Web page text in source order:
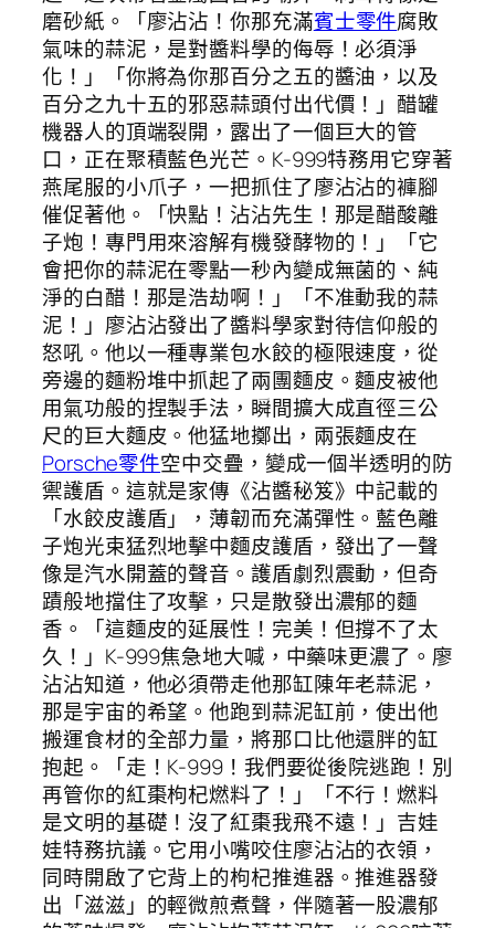
磨砂紙。「廖沾沾！你那充滿賓士零件腐敗
氣味的蒜泥，是對醬料學的侮辱！必須淨
化！」「你將為你那百分之五的醬油，以及
百分之九十五的邪惡蒜頭付出代價！」醋罐
機器人的頂端裂開，露出了一個巨大的管
口，正在聚積藍色光芒。K-999特務用它穿著
燕尾服的小爪子，一把抓住了廖沾沾的褲腳
催促著他。「快點！沾沾先生！那是醋酸離
子炮！專門用來溶解有機發酵物的！」「它
會把你的蒜泥在零點一秒內變成無菌的、純
淨的白醋！那是浩劫啊！」「不准動我的蒜
泥！」廖沾沾發出了醬料學家對待信仰般的
怒吼。他以一種專業包水餃的極限速度，從
旁邊的麵粉堆中抓起了兩團麵皮。麵皮被他
用氣功般的捏製手法，瞬間擴大成直徑三公
尺的巨大麵皮。他猛地擲出，兩張麵皮在
Porsche零件空中交疊，變成一個半透明的防
禦護盾。這就是家傳《沾醬秘笈》中記載的
「水餃皮護盾」，薄韌而充滿彈性。藍色離
子炮光束猛烈地擊中麵皮護盾，發出了一聲
像是汽水開蓋的聲音。護盾劇烈震動，但奇
蹟般地擋住了攻擊，只是散發出濃郁的麵
香。「這麵皮的延展性！完美！但撐不了太
久！」K-999焦急地大喊，中藥味更濃了。廖
沾沾知道，他必須帶走他那缸陳年老蒜泥，
那是宇宙的希望。他跑到蒜泥缸前，使出他
搬運食材的全部力量，將那口比他還胖的缸
抱起。「走！K-999！我們要從後院逃跑！別
再管你的紅棗枸杞燃料了！」「不行！燃料
是文明的基礎！沒了紅棗我飛不遠！」吉娃
娃特務抗議。它用小嘴咬住廖沾沾的衣領，
同時開啟了它背上的枸杞推進器。推進器發
出「滋滋」的輕微煎煮聲，伴隨著一股濃郁